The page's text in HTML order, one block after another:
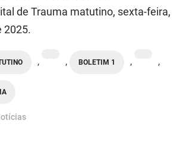
de Trauma matutino, sexta-feira,
2025.
, , BOLETIM 1 , ,